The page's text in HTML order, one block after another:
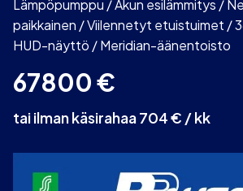
Lämpöpumppu / Akun esilämmitys /
paikkainen / Viilennetyt etuistuimet /
HUD-näyttö / Meridian-äänentoisto
67800€
tai ilman käsirahaa 704 € / kk